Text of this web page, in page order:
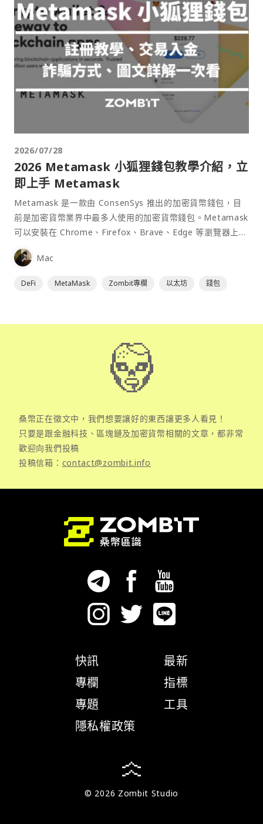
2026/07/28
2026 Metamask 小狐狸錢包教學介紹，立
即上手 Metamask
Metamask 是一款由 ConsenSys 推出的加密貨幣錢包，目
前是加密貨幣業界中最多人使用的加密貨幣錢包。Metamask
可以安裝在 Chrome、Firefox、Brave、Edge 等瀏覽器上作
為插件使用，具備許多功能且使用上非常方便。
Mac
DeFi MetaMask Zombit專欄 以太坊 錢包
桑幣正在徵文中，我們想要讓好的東西讓更多人看見！
只要是跟金融科技、區塊鏈及加密貨幣相關的文章，都非常
歡迎向我們投稿
投稿信箱： contact@zombit.info
快訊
專欄
專題
隱私權政策
最新
指標
工具
© 2026 Zombit Studio